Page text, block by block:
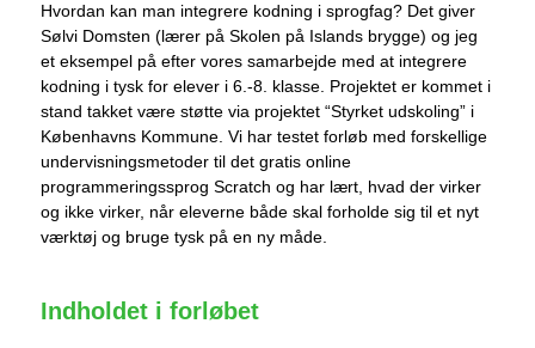
Hvordan kan man integrere kodning i sprogfag? Det giver
Sølvi Domsten (lærer på Skolen på Islands brygge) og jeg
et eksempel på efter vores samarbejde med at integrere
kodning i tysk for elever i 6.-8. klasse. Projektet er kommet i
stand takket være støtte via projektet “Styrket udskoling” i
Københavns Kommune. Vi har testet forløb med forskellige
undervisningsmetoder til det gratis online
programmeringssprog Scratch og har lært, hvad der virker
og ikke virker, når eleverne både skal forholde sig til et nyt
værktøj og bruge tysk på en ny måde.
Indholdet i forløbet